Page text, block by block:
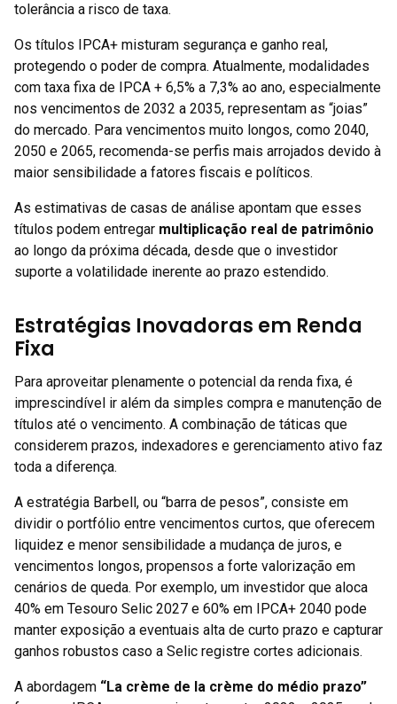
tolerância a risco de taxa.
Os títulos IPCA+ misturam segurança e ganho real,
protegendo o poder de compra. Atualmente, modalidades
com taxa fixa de IPCA + 6,5% a 7,3% ao ano, especialmente
nos vencimentos de 2032 a 2035, representam as “joias”
do mercado. Para vencimentos muito longos, como 2040,
2050 e 2065, recomenda-se perfis mais arrojados devido à
maior sensibilidade a fatores fiscais e políticos.
As estimativas de casas de análise apontam que esses
títulos podem entregar multiplicação real de patrimônio
ao longo da próxima década, desde que o investidor
suporte a volatilidade inerente ao prazo estendido.
Estratégias Inovadoras em Renda
Fixa
Para aproveitar plenamente o potencial da renda fixa, é
imprescindível ir além da simples compra e manutenção de
títulos até o vencimento. A combinação de táticas que
considerem prazos, indexadores e gerenciamento ativo faz
toda a diferença.
A estratégia Barbell, ou “barra de pesos”, consiste em
dividir o portfólio entre vencimentos curtos, que oferecem
liquidez e menor sensibilidade a mudança de juros, e
vencimentos longos, propensos a forte valorização em
cenários de queda. Por exemplo, um investidor que aloca
40% em Tesouro Selic 2027 e 60% em IPCA+ 2040 pode
manter exposição a eventuais alta de curto prazo e capturar
ganhos robustos caso a Selic registre cortes adicionais.
A abordagem “La crème de la crème do médio prazo”